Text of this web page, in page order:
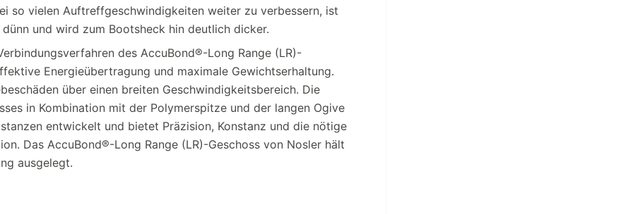
so vielen Auftreffgeschwindigkeiten weiter zu verbessern, ist
und wird zum Bootsheck hin deutlich dicker.
des AccuBond®-Long Range (LR)-
Energieübertragung und maximale Gewichtserhaltung.
über einen breiten Geschwindigkeitsbereich. Die
in Kombination mit der Polymerspitze und der langen Ogive
entwickelt und bietet Präzision, Konstanz und die nötige
Das AccuBond®-Long Range (LR)-Geschoss von Nosler hält
ausgelegt.